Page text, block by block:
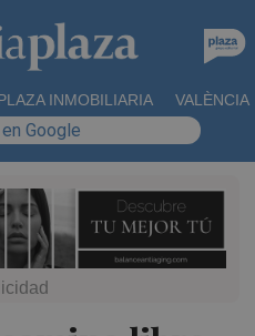
INMOBILIARIA VALÈNCIA
Google